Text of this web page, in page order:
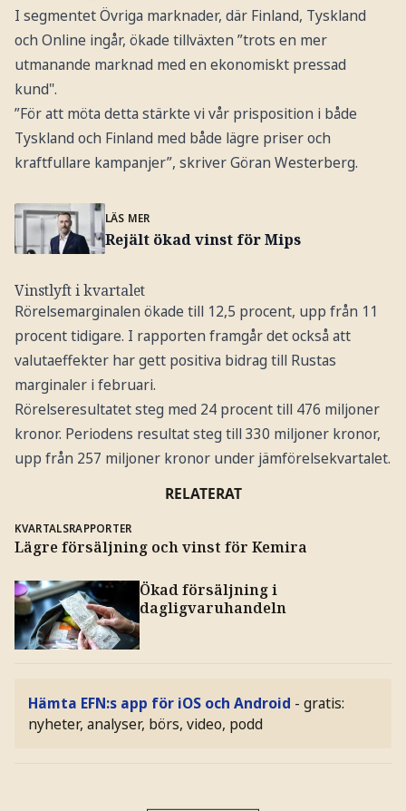
I segmentet Övriga marknader, där Finland, Tyskland
och Online ingår, ökade tillväxten ”trots en mer
utmanande marknad med en ekonomiskt pressad
kund".
”För att möta detta stärkte vi vår prisposition i både
Tyskland och Finland med både lägre priser och
kraftfullare kampanjer”, skriver Göran Westerberg.
LÄS MER
Rejält ökad vinst för Mips
Vinstlyft i kvartalet
Rörelsemarginalen ökade till 12,5 procent, upp från 11
procent tidigare. I rapporten framgår det också att
valutaeffekter har gett positiva bidrag till Rustas
marginaler i februari.
Rörelseresultatet steg med 24 procent till 476 miljoner
kronor. Periodens resultat steg till 330 miljoner kronor,
upp från 257 miljoner kronor under jämförelsekvartalet.
RELATERAT
KVARTALSRAPPORTER
Lägre försäljning och vinst för Kemira
Ökad försäljning i
dagligvaruhandeln
Hämta EFN:s app för iOS och Android - gratis:
nyheter, analyser, börs, video, podd